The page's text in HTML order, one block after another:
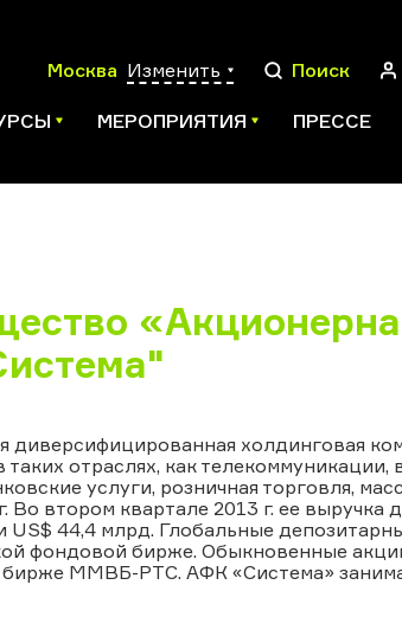
Москва Изменить Поиск
МЕРОПРИЯТИЯ ПРЕССЕ
холдинговая
отраслях, как телекоммуникации,
услуги, розничная торговля,
втором квартале 2013 г. ее выручка
US$ 44,4 млрд. Глобальные
фондовой бирже. Обыкновенные
ММВБ-РТС. АФК «Система»